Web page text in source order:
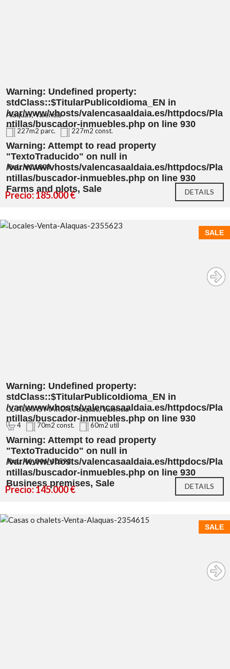
Warning: Undefined property:
stdClass::$TitularPublicoIdioma_EN in
/var/www/vhosts/valencasaaldaia.es/httpdocs/Pla
ntillas/buscador-inmuebles.php on line 930
Warning: Attempt to read property
"TextoTraducido" on null in
/var/www/vhosts/valencasaaldaia.es/httpdocs/Pla
ntillas/buscador-inmuebles.php on line 930
Farms and plots, Sale
Alaquas, Valencia
227m2 parc. 227m2 const.
Ref.: VC1808
Precio: 185.000 € DETAILS
SALE
Warning: Undefined property:
stdClass::$TitularPublicoIdioma_EN in
/var/www/vhosts/valencasaaldaia.es/httpdocs/Pla
ntillas/buscador-inmuebles.php on line 930
Warning: Attempt to read property
"TextoTraducido" on null in
/var/www/vhosts/valencasaaldaia.es/httpdocs/Pla
ntillas/buscador-inmuebles.php on line 930
Business premises, Sale
CL AUSIAS MARCH, Alaquàs, Valencia
4 70m2 const. 60m2 util
Ref.: 46_346_40593
Precio: 145.000 € DETAILS
SALE